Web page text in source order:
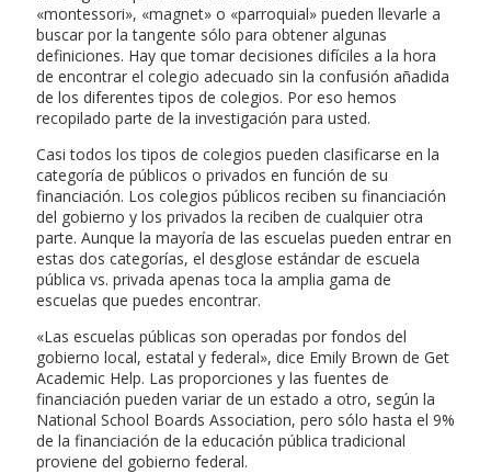
«montessori», «magnet» o «parroquial» pueden llevarle a
buscar por la tangente sólo para obtener algunas
definiciones. Hay que tomar decisiones difíciles a la hora
de encontrar el colegio adecuado sin la confusión añadida
de los diferentes tipos de colegios. Por eso hemos
recopilado parte de la investigación para usted.
Casi todos los tipos de colegios pueden clasificarse en la
categoría de públicos o privados en función de su
financiación. Los colegios públicos reciben su financiación
del gobierno y los privados la reciben de cualquier otra
parte. Aunque la mayoría de las escuelas pueden entrar en
estas dos categorías, el desglose estándar de escuela
pública vs. privada apenas toca la amplia gama de
escuelas que puedes encontrar.
«Las escuelas públicas son operadas por fondos del
gobierno local, estatal y federal», dice Emily Brown de Get
Academic Help. Las proporciones y las fuentes de
financiación pueden variar de un estado a otro, según la
National School Boards Association, pero sólo hasta el 9%
de la financiación de la educación pública tradicional
proviene del gobierno federal.